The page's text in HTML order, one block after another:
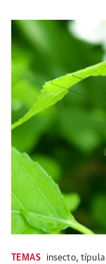
TEMAS insecto, típula